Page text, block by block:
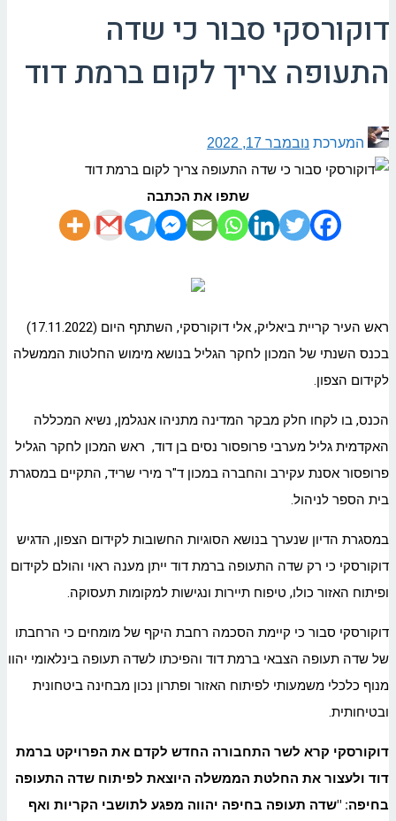
דוקורסקי סבור כי שדה
התעופה צריך לקום ברמת דוד
המערכת נובמבר 17, 2022
שתפו את הכתבה
ראש העיר קריית ביאליק, אלי דוקורסקי, השתתף היום (17.11.2022)
בכנס השנתי של המכון לחקר הגליל בנושא מימוש החלטות הממשלה
לקידום הצפון.
הכנס, בו לקחו חלק מבקר המדינה מתניהו אנגלמן, נשיא המכללה
האקדמית גליל מערבי פרופסור נסים בן דוד, ראש המכון לחקר הגליל
פרופסור אסנת עקירב והחברה במכון ד"ר מירי שריד, התקיים במסגרת
בית הספר לניהול.
במסגרת הדיון שנערך בנושא הסוגיות החשובות לקידום הצפון, הדגיש
דוקורסקי כי רק שדה התעופה ברמת דוד ייתן מענה ראוי והולם לקידום
ופיתוח האזור כולו, טיפוח תיירות ונגישות למקומות תעסוקה.
דוקורסקי סבור כי קיימת הסכמה רחבת היקף של מומחים כי הרחבתו
של שדה תעופה הצבאי ברמת דוד והפיכתו לשדה תעופה בינלאומי יהוו
מנוף כלכלי משמעותי לפיתוח האזור ופתרון נכון מבחינה ביטחונית
ובטיחותית.
דוקורסקי קרא לשר התחבורה החדש לקדם את הפרויקט ברמת
דוד ולעצור את החלטת הממשלה היוצאת לפיתוח שדה התעופה
בחיפה: "שדה תעופה בחיפה יהווה מפגע לתושבי הקריות ואף